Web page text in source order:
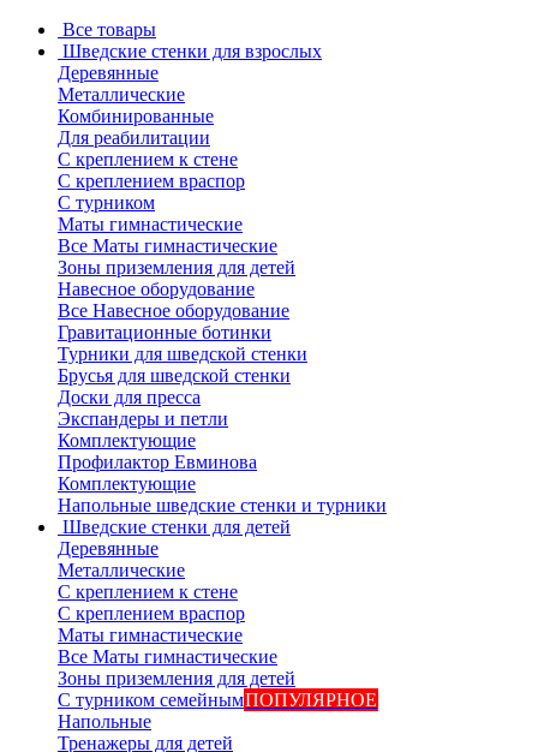
Все товары
Шведские стенки для взрослых
Деревянные
Металлические
Комбинированные
Для реабилитации
С креплением к стене
С креплением враспор
С турником
Маты гимнастические
Все Маты гимнастические
Зоны приземления для детей
Навесное оборудование
Все Навесное оборудование
Гравитационные ботинки
Турники для шведской стенки
Брусья для шведской стенки
Доски для пресса
Экспандеры и петли
Комплектующие
Профилактор Евминова
Комплектующие
Напольные шведские стенки и турники
Шведские стенки для детей
Деревянные
Металлические
С креплением к стене
С креплением враспор
Маты гимнастические
Все Маты гимнастические
Зоны приземления для детей
С турником семейнымПОПУЛЯРНОЕ
Напольные
Тренажеры для детей